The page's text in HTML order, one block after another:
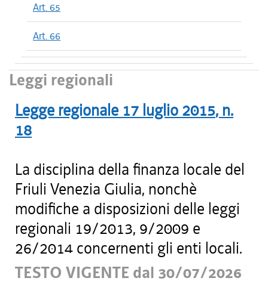
Art. 65
Art. 66
Leggi regionali
Legge regionale 17 luglio 2015, n.
18
La disciplina della finanza locale del
Friuli Venezia Giulia, nonchè
modifiche a disposizioni delle leggi
regionali 19/2013, 9/2009 e
26/2014 concernenti gli enti locali.
TESTO VIGENTE dal 30/07/2026